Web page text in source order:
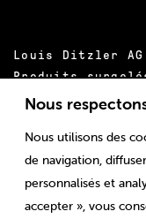
Nous
Nous utilisons des
de navigation,
personnalisés et
accepter », vous
Louis Ditzler AG
Produits
Tél.:+41 61
E-mail: